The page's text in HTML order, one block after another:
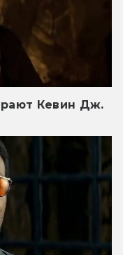
Кевин Дж.